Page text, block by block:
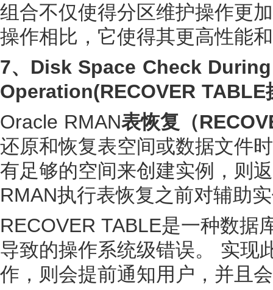
组合不仅使得分区维护操作更
操作相比，它使得其更高性能
7、 Disk Space Check
Operation(RECOVER TABLE
Oracle RMAN表恢复（
还原和恢复表空间或数据文件
有足够的空间来创建实例，则
RMAN执行表恢复之前对辅助
RECOVER TABLE是一种数据
导致的操作系统级错误。 实现
作，则会提前通知用户，并且